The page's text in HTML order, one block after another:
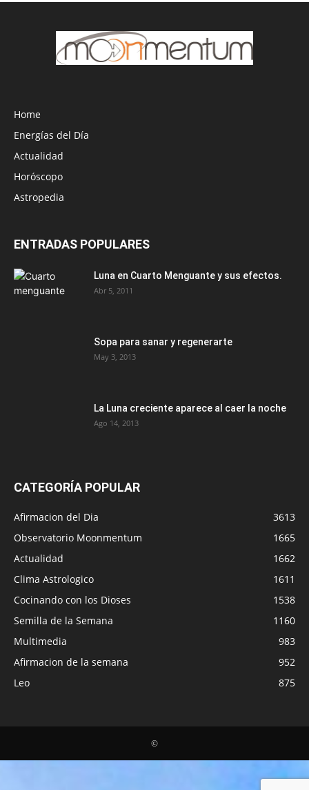
Home
Energías del Día
Actualidad
Horóscopo
Astropedia
ENTRADAS POPULARES
Luna en Cuarto Menguante y sus efectos.
Abr 5, 2011
Sopa para sanar y regenerarte
May 3, 2013
La Luna creciente aparece al caer la noche
Ago 14, 2013
CATEGORÍA POPULAR
Afirmacion del Dia
3613
Observatorio Moonmentum
1665
Actualidad
1662
Clima Astrologico
1611
Cocinando con los Dioses
1538
Semilla de la Semana
1160
Multimedia
983
Afirmacion de la semana
952
Leo
875
©